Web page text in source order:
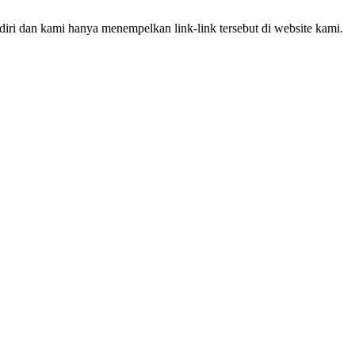
dan kami hanya menempelkan link-link tersebut di website kami.